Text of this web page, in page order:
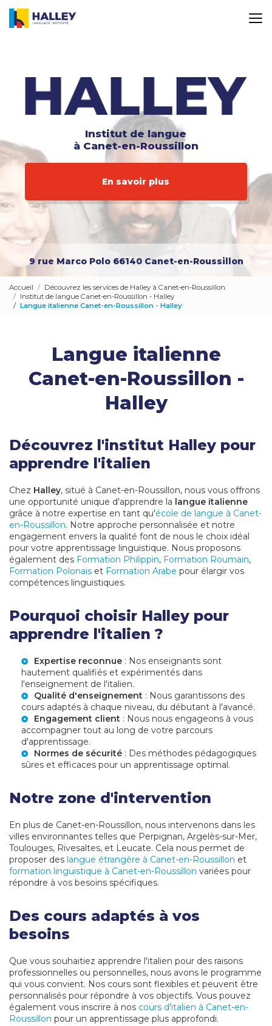
contenu
Institut de langue
à Canet-en-Roussillon
En savoir plus
9 rue Marco Polo 66140 Canet-en-Roussillon
Accueil
Découvrez les services de Halley à Canet-en-Roussillon
Institut de langue Canet-en-Roussillon - Halley
Langue italienne Canet-en-Roussillon - Halley
Langue italienne
Canet-en-Roussillon -
Halley
Découvrez l'institut Halley pour
apprendre l'italien
Chez Halley, situé à Canet-en-Roussillon, nous vous offrons
une opportunité unique d'apprendre la langue italienne
grâce à notre expertise en tant qu'école de langue à Canet-
en-Roussillon. Notre approche personnalisée et notre
engagement envers la qualité font de nous le choix idéal
pour votre apprentissage linguistique. Nous proposons
également des Formation Philippin, Formation Roumain,
Formation Polonais et Formation Arabe pour élargir vos
compétences linguistiques.
Pourquoi choisir Halley pour
apprendre l'italien ?
Expertise reconnue : Nos enseignants sont
hautement qualifiés et expérimentés dans
l'enseignement de l'italien.
Qualité d'enseignement : Nous garantissons des
cours adaptés à chaque niveau, du débutant à l'avancé.
Engagement client : Nous nous engageons à vous
accompagner tout au long de votre parcours
d'apprentissage.
Normes de sécurité : Des méthodes pédagogiques
sûres et efficaces pour un apprentissage optimal.
Notre zone d'intervention
En plus de Canet-en-Roussillon, nous intervenons dans les
villes environnantes telles que Perpignan, Argelès-sur-Mer,
Toulouges, Rivesaltes, et Leucate. Cela nous permet de
proposer des langue étrangère à Canet-en-Roussillon et
formation linguistique à Canet-en-Roussillon variées pour
répondre à vos besoins spécifiques.
Des cours adaptés à vos
besoins
Que vous souhaitiez apprendre l'italien pour des raisons
professionnelles ou personnelles, nous avons le programme
qui vous convient. Nos cours sont flexibles et peuvent être
personnalisés pour répondre à vos objectifs. Vous pouvez
également vous inscrire à nos cours d'italien à Canet-en-
Roussillon pour un apprentissage plus approfondi.